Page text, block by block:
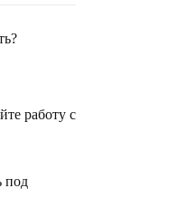
работу с
под